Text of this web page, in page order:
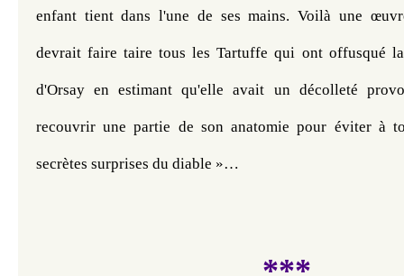
enfant tient dans l'une de ses mains. Voilà une
devrait faire taire tous les Tartuffe qui ont offusqué
d'Orsay en estimant qu'elle avait un décolleté
recouvrir une partie de son anatomie pour éviter à
secrètes surprises du diable »…